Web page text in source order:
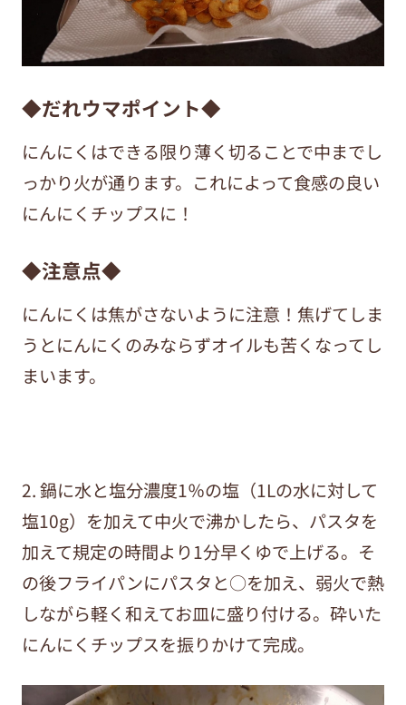
◆だれウマポイント◆
にんにくはできる限り薄く切ることで中までし
っかり火が通ります。これによって食感の良い
にんにくチップスに！
◆注意点◆
にんにくは焦がさないように注意！焦げてしま
うとにんにくのみならずオイルも苦くなってし
まいます。
2. 鍋に水と塩分濃度1％の塩（1Lの水に対して
塩10g）を加えて中火で沸かしたら、パスタを
加えて規定の時間より1分早くゆで上げる。そ
の後フライパンにパスタと○を加え、弱火で熱
しながら軽く和えてお皿に盛り付ける。砕いた
にんにくチップスを振りかけて完成。